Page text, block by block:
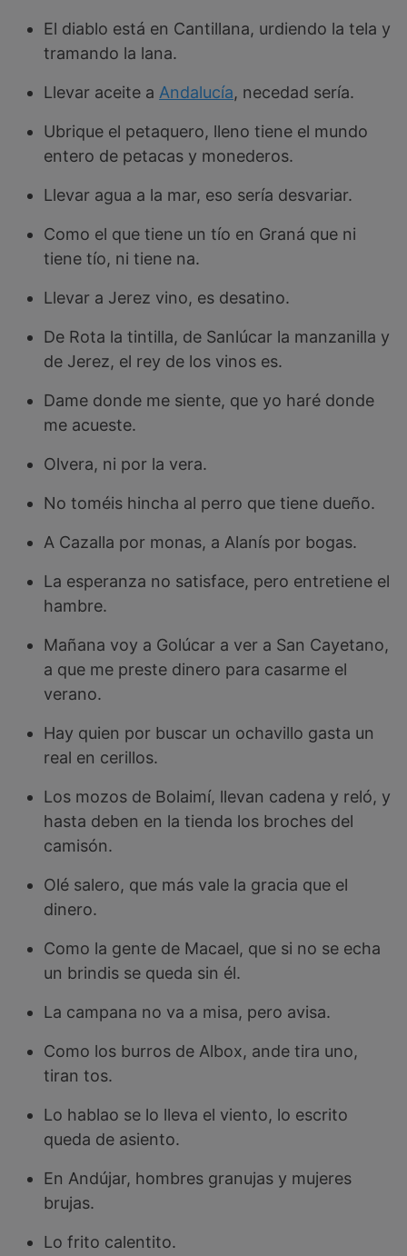
El diablo está en Cantillana, urdiendo la tela y
tramando la lana.
Llevar aceite a Andalucía, necedad sería.
Ubrique el petaquero, lleno tiene el mundo
entero de petacas y monederos.
Llevar agua a la mar, eso sería desvariar.
Como el que tiene un tío en Graná que ni
tiene tío, ni tiene na.
Llevar a Jerez vino, es desatino.
De Rota la tintilla, de Sanlúcar la manzanilla y
de Jerez, el rey de los vinos es.
Dame donde me siente, que yo haré donde
me acueste.
Olvera, ni por la vera.
No toméis hincha al perro que tiene dueño.
A Cazalla por monas, a Alanís por bogas.
La esperanza no satisface, pero entretiene el
hambre.
Mañana voy a Golúcar a ver a San Cayetano,
a que me preste dinero para casarme el
verano.
Hay quien por buscar un ochavillo gasta un
real en cerillos.
Los mozos de Bolaimí, llevan cadena y reló, y
hasta deben en la tienda los broches del
camisón.
Olé salero, que más vale la gracia que el
dinero.
Como la gente de Macael, que si no se echa
un brindis se queda sin él.
La campana no va a misa, pero avisa.
Como los burros de Albox, ande tira uno,
tiran tos.
Lo hablao se lo lleva el viento, lo escrito
queda de asiento.
En Andújar, hombres granujas y mujeres
brujas.
Lo frito calentito.